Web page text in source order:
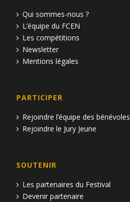
Qui sommes-nous ?
L’équipe du FCEN
Les compétitions
Newsletter
Mentions légales
PARTICIPER
Rejoindre l’équipe des bénévoles
Rejoindre le Jury Jeune
SOUTENIR
Les partenaires du Festival
Devenir partenaire